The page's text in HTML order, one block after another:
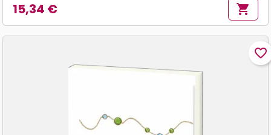
Prix
15,34 € shopping_cart
favorite_border